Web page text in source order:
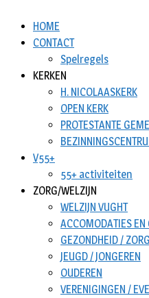
HOME
CONTACT
Spelregels
KERKEN
H. NICOLAASKERK
OPEN KERK
PROTESTANTE
V55+
55+ activiteiten
ZORG/WELZIJN
WELZIJN VUGHT
ACCOMODATIES EN
GEZONDHEID / ZORG
JEUGD / JONGEREN
OUDEREN
VERENIGINGEN /